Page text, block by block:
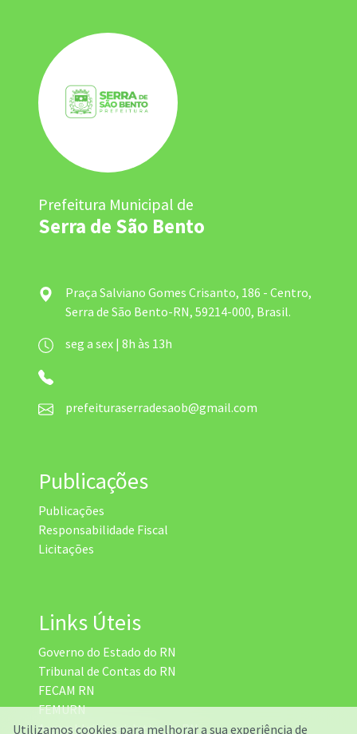
Prefeitura Municipal de
Serra de São Bento
Praça Salviano Gomes Crisanto, 186 - Centro,
Serra de São Bento-RN, 59214-000, Brasil.
seg a sex | 8h às 13h
prefeituraserradesaob@gmail.com
Publicações
Publicações
Responsabilidade Fiscal
Licitações
Links Úteis
Governo do Estado do RN
Tribunal de Contas do RN
FECAM RN
FEMURN
Assembleia Legislativa do RN
Utilizamos cookies para melhorar a sua experiência de